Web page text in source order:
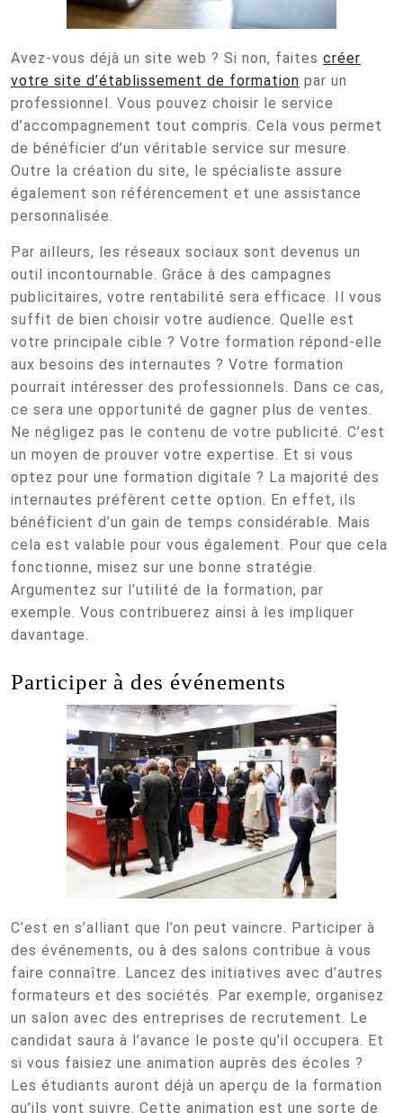
Avez-vous déjà un site web ? Si non, faites créer
votre site d’établissement de formation par un
professionnel. Vous pouvez choisir le service
d’accompagnement tout compris. Cela vous permet
de bénéficier d’un véritable service sur mesure.
Outre la création du site, le spécialiste assure
également son référencement et une assistance
personnalisée.
Par ailleurs, les réseaux sociaux sont devenus un
outil incontournable. Grâce à des campagnes
publicitaires, votre rentabilité sera efficace. Il vous
suffit de bien choisir votre audience. Quelle est
votre principale cible ? Votre formation répond-elle
aux besoins des internautes ? Votre formation
pourrait intéresser des professionnels. Dans ce cas,
ce sera une opportunité de gagner plus de ventes.
Ne négligez pas le contenu de votre publicité. C’est
un moyen de prouver votre expertise. Et si vous
optez pour une formation digitale ? La majorité des
internautes préfèrent cette option. En effet, ils
bénéficient d’un gain de temps considérable. Mais
cela est valable pour vous également. Pour que cela
fonctionne, misez sur une bonne stratégie.
Argumentez sur l’utilité de la formation, par
exemple. Vous contribuerez ainsi à les impliquer
davantage.
Participer à des événements
C’est en s’alliant que l’on peut vaincre. Participer à
des événements, ou à des salons contribue à vous
faire connaître. Lancez des initiatives avec d’autres
formateurs et des sociétés. Par exemple, organisez
un salon avec des entreprises de recrutement. Le
candidat saura à l’avance le poste qu’il occupera. Et
si vous faisiez une animation auprès des écoles ?
Les étudiants auront déjà un aperçu de la formation
qu’ils vont suivre. Cette animation est une sorte de